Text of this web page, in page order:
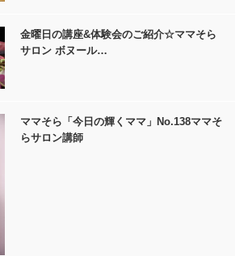
金曜日の講座&体験会のご紹介☆ママそら
サロン ボヌール…
ママそら「今日の輝くママ」No.138ママそ
らサロン講師